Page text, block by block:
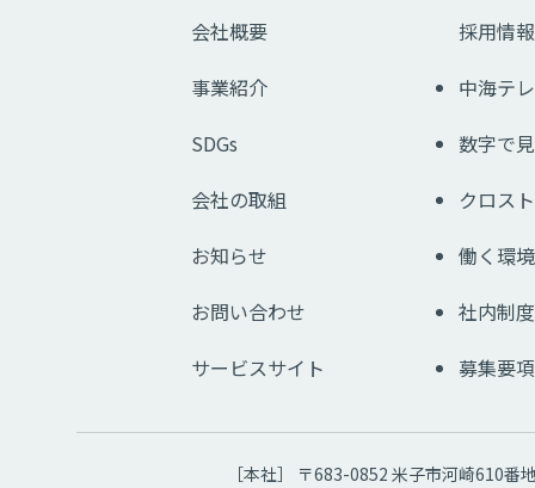
会社概要
事業紹介
SDGs
会社の取組
お知らせ
お問い合わせ
サービスサイト
採用情報
中海テ
数字で
クロス
働く環境
社内制度
募集要項
［本社］ 〒683-0852 米子市河崎610番